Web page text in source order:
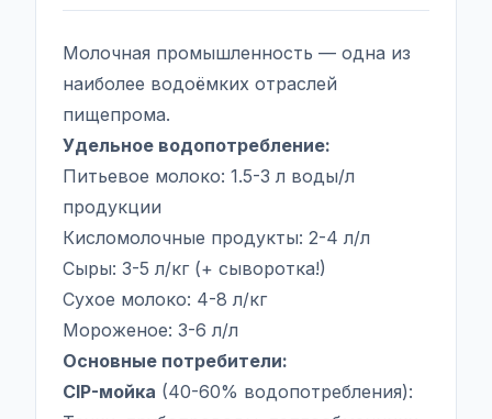
Молочная промышленность — одна из
наиболее водоёмких отраслей
пищепрома.
Удельное водопотребление:
Питьевое молоко: 1.5-3 л воды/л
продукции
Кисломолочные продукты: 2-4 л/л
Сыры: 3-5 л/кг (+ сыворотка!)
Сухое молоко: 4-8 л/кг
Мороженое: 3-6 л/л
Основные потребители:
CIP-мойка (40-60% водопотребления):